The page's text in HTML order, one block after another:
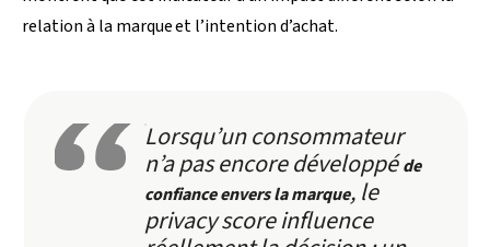
relation à la marque et l’intention d’achat.
Lorsqu’un consommateur
n’a pas encore développéde
confiance envers la marque, le
privacy score influence